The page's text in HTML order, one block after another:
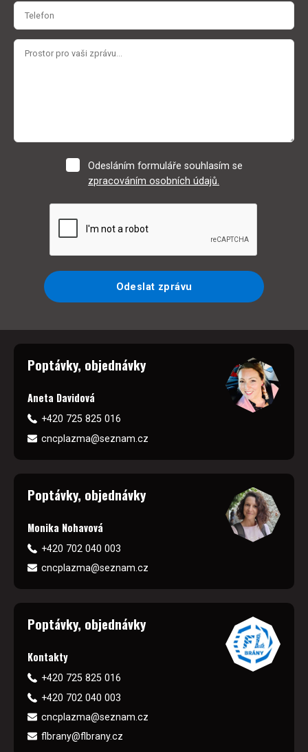
Odesláním formuláře souhlasím se
zpracováním osobních údajů.
Odeslat zprávu
Poptávky, objednávky
Aneta Davidová
+420 725 825 016
cncplazma@seznam.cz
Poptávky, objednávky
Monika Nohavová
+420 702 040 003
cncplazma@seznam.cz
Poptávky, objednávky
Kontakty
+420 725 825 016
+420 702 040 003
cncplazma@seznam.cz
flbrany@flbrany.cz